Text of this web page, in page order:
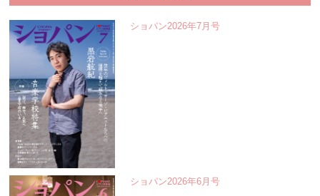
ショパン2026年7月号
ショパン2026年6月号